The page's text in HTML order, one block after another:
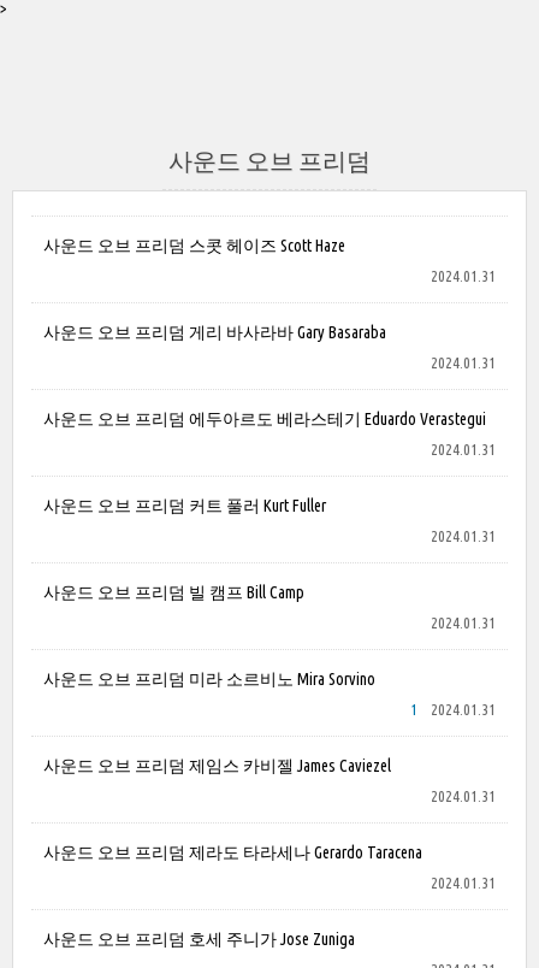
>
사운드 오브 프리덤
사운드 오브 프리덤 스콧 헤이즈 Scott Haze
2024.01.31
사운드 오브 프리덤 게리 바사라바 Gary Basaraba
2024.01.31
사운드 오브 프리덤 에두아르도 베라스테기 Eduardo Verastegui
2024.01.31
사운드 오브 프리덤 커트 풀러 Kurt Fuller
2024.01.31
사운드 오브 프리덤 빌 캠프 Bill Camp
2024.01.31
사운드 오브 프리덤 미라 소르비노 Mira Sorvino
2024.01.31
1
사운드 오브 프리덤 제임스 카비젤 James Caviezel
2024.01.31
사운드 오브 프리덤 제라도 타라세나 Gerardo Taracena
2024.01.31
사운드 오브 프리덤 호세 주니가 Jose Zuniga